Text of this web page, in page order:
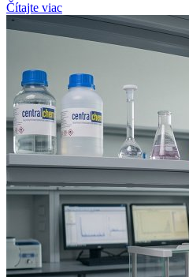
Čítajte viac